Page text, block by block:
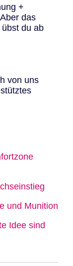
+
das
du ab
von uns
und Munition
Idee sind